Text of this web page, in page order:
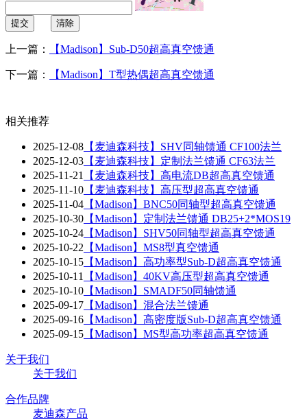
提交 清除
上一篇： 【Madison】Sub-D50超高真空馈通
下一篇： 【Madison】T型热偶超高真空馈通
相关推荐
2025-12-08 【麦迪森科技】SHV同轴馈通 CF100法兰
2025-12-03 【麦迪森科技】定制法兰馈通 CF63法兰
2025-11-21
【麦迪森科技】高电流DB超高真空馈通
2025-11-10 【麦迪森科技】高压型超高真空馈通
2025-11-04 【Madison】BNC50同轴型超高真空馈通
2025-10-30 【Madison】定制法兰馈通 DB25+2*MOS19
2025-10-24 【Madison】SHV50同轴型超高真空馈通
2025-10-22 【Madison】MS8型真空馈通
2025-10-15 【Madison】高功率型Sub-D超高真空馈通
2025-10-11
【Madison】40KV高压型超高真空馈通
2025-10-10 【Madison】SMADF50同轴馈通
2025-09-17 【Madison】混合法兰馈通
2025-09-16 【Madison】高密度版Sub-D超高真空馈通
2025-09-15 【Madison】MS型高功率超高真空馈通
关于我们
关于我们
合作品牌
麦迪森产品